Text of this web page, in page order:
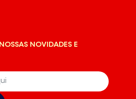
NOVIDADES E